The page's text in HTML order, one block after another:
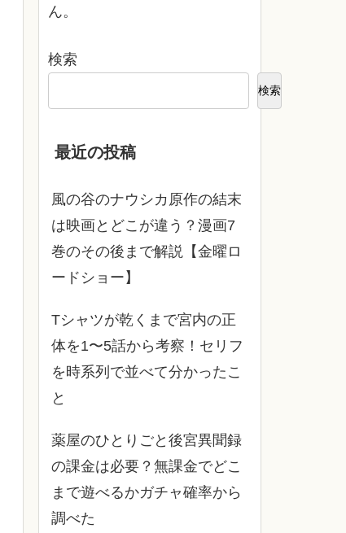
ん。
検索
検索
最近の投稿
風の谷のナウシカ原作の結末
は映画とどこが違う？漫画7
巻のその後まで解説【金曜ロ
ードショー】
Tシャツが乾くまで宮内の正
体を1〜5話から考察！セリフ
を時系列で並べて分かったこ
と
薬屋のひとりごと後宮異聞録
の課金は必要？無課金でどこ
まで遊べるかガチャ確率から
調べた